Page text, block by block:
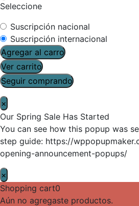
Seleccione
Suscripción nacional
Suscripción internacional
Agregar al carro
Ver carrito
Seguir comprando
×
Our Spring Sale Has Started
You can see how this popup was
step guide: https://
opening-announcement-popups/
×
Shopping cart0
Aún no agregaste productos.